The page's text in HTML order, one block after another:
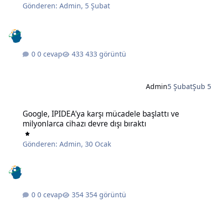
Gönderen:Admin, 5 Şubat
0 cevap 433 görüntü
Admin5 ŞubatŞub 5
Google, IPIDEA'ya karşı mücadele başlattı ve
milyonlarca cihazı devre dışı bıraktı
Gönderen:Admin,30 Ocak
0 cevap 354 görüntü